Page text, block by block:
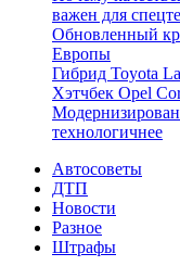
важен для
Обновленный
Европы
Гибрид Toyota
Хэтчбек Opel
технологичнее
Автосоветы
ДТП
Новости
Разное
Штрафы